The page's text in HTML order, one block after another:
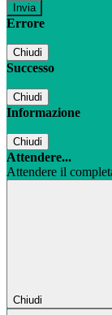
Errore
Chiudi
Successo
Chiudi
Informazione
Chiudi
Attendere...
Attendere il
Chiudi